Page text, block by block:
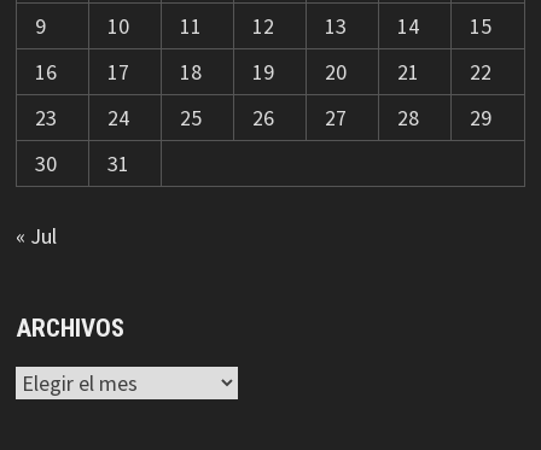
9
10 11 12 13 14
15
16
17 18 19 20 21
22
23
24 25 26 27 28
29
30
31
« Jul
ARCHIVOS
Archivos